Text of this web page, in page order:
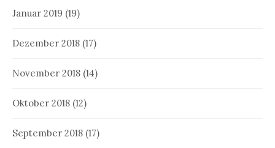
Januar 2019 (19)
Dezember 2018 (17)
November 2018 (14)
Oktober 2018 (12)
September 2018 (17)